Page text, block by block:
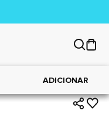
ADICIONAR